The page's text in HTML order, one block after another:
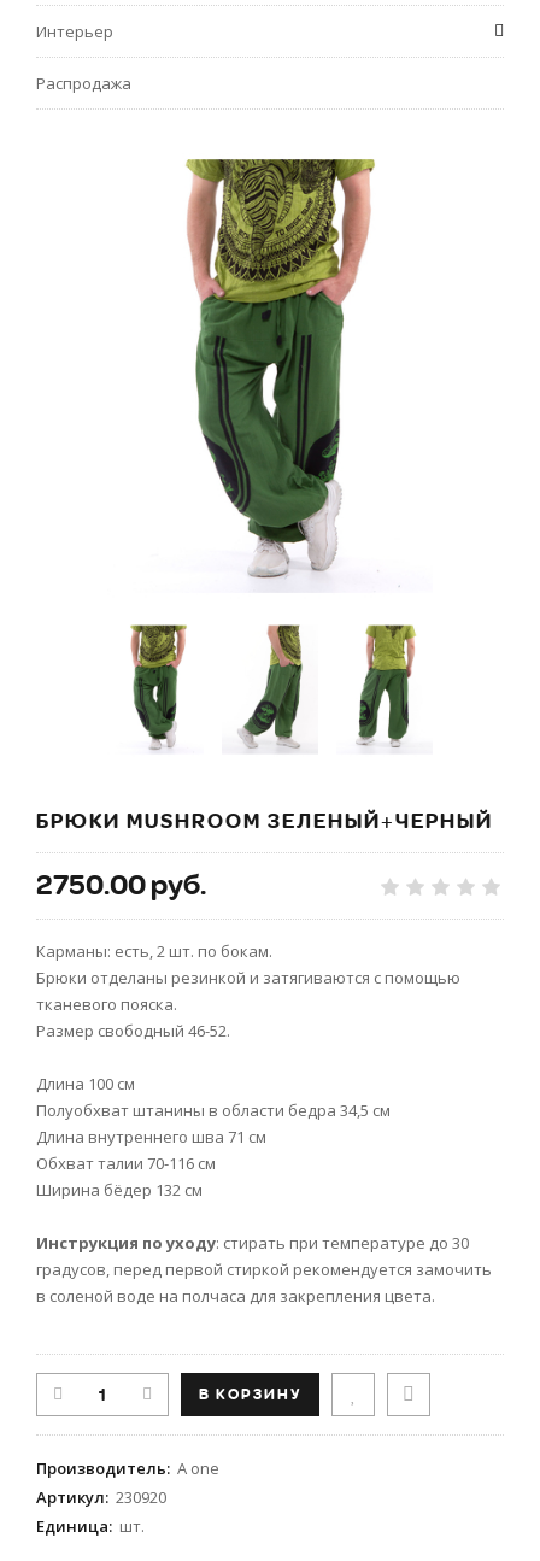
БРЮКИ MUSHROOM ЗЕЛЕНЫЙ+ЧЕРНЫЙ
2750.00 руб.
Карманы: есть, 2 шт. по бокам.
Брюки отделаны резинкой и затягиваются с помощью
тканевого пояска.
Размер свободный 46-52.
Длина 100 см
Полуобхват штанины в области бедра 34,5 см
Длина внутреннего шва 71 см
Обхват талии 70-116 см
Ширина бёдер 132 см
Инструкция по уходу: стирать при температуре до 30
градусов, перед первой стиркой рекомендуется замочить
в соленой воде на полчаса для закрепления цвета.
Производитель: A one
Артикул: 230920
Единица: шт.
Интерьер
Распродажа